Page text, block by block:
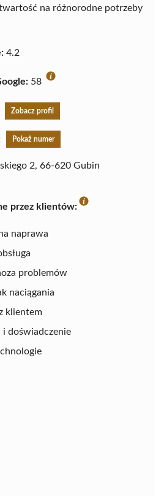
na różnorodne potrzeby
4.2
58
Zobacz profil
Pokaż numer
2, 66-620 Gubin
przez klientów:
naprawa
problemów
naciągania
klientem
i doświadczenie